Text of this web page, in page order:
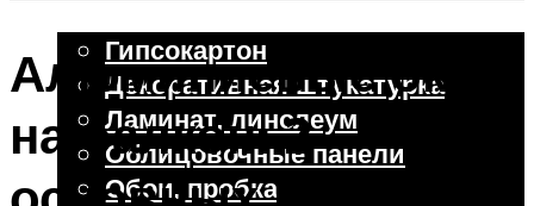
Гипсокартон
Декоративная штукатурка
Ламинат, линолеум
Облицовочные панели
Обои, пробка
Алюминиевые окна
на балкон: 2